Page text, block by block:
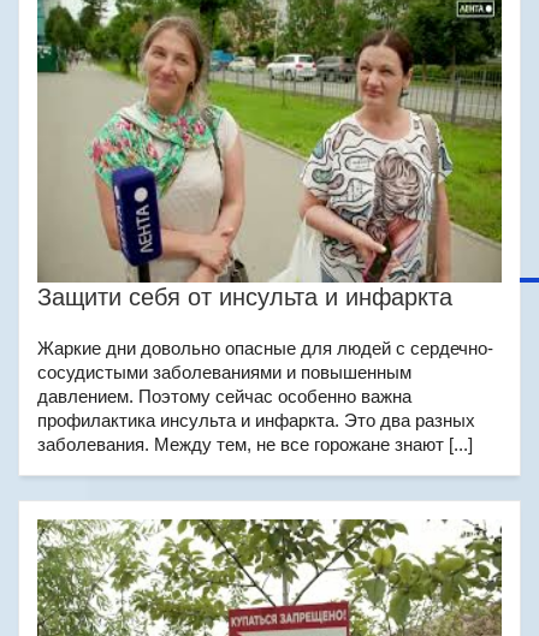
Защити себя от инсульта и инфаркта
Жаркие дни довольно опасные для людей с сердечно-
сосудистыми заболеваниями и повышенным
давлением. Поэтому сейчас особенно важна
профилактика инсульта и инфаркта. Это два разных
заболевания. Между тем, не все горожане знают [...]